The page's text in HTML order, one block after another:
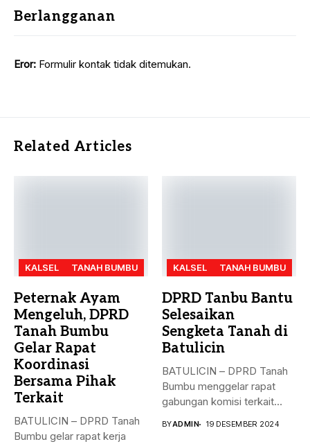
Berlangganan
Eror: Formulir kontak tidak ditemukan.
Related Articles
KALSEL TANAH BUMBU
Peternak Ayam
Mengeluh, DPRD
Tanah Bumbu
Gelar Rapat
Koordinasi
Bersama Pihak
Terkait
BATULICIN – DPRD Tanah
Bumbu gelar rapat kerja
KALSEL TANAH BUMBU
DPRD Tanbu Bantu
Selesaikan
Sengketa Tanah di
Batulicin
BATULICIN – DPRD Tanah
Bumbu menggelar rapat
gabungan komisi terkait
BYADMIN 19 DESEMBER 2024